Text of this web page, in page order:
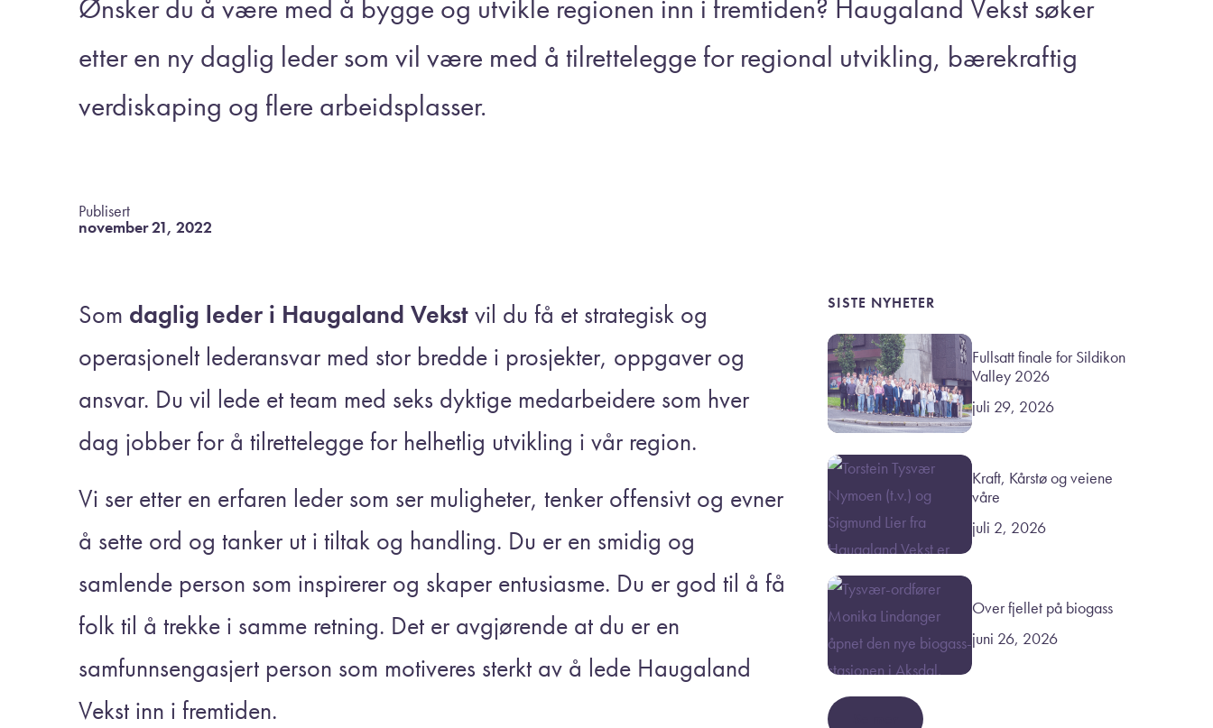
Ønsker du å være med å bygge og utvikle regionen inn i fremtiden? Haugaland Vekst søker
etter en ny daglig leder som vil være med å tilrettelegge for regional utvikling, bærekraftig
verdiskaping og flere arbeidsplasser.
Publisert
november 21, 2022
Som daglig leder i Haugaland Vekst vil du få et strategisk og
operasjonelt lederansvar med stor bredde i prosjekter, oppgaver og
ansvar. Du vil lede et team med seks dyktige medarbeidere som hver
dag jobber for å tilrettelegge for helhetlig utvikling i vår region.
Vi ser etter en erfaren leder som ser muligheter, tenker offensivt og evner
å sette ord og tanker ut i tiltak og handling. Du er en smidig og
samlende person som inspirerer og skaper entusiasme. Du er god til å få
folk til å trekke i samme retning. Det er avgjørende at du er en
samfunnsengasjert person som motiveres sterkt av å lede Haugaland
Vekst inn i fremtiden.
SISTE NYHETER
Fullsatt finale for Sildikon
Valley 2026
juli 29, 2026
Kraft, Kårstø og veiene
våre
juli 2, 2026
Over fjellet på biogass
juni 26, 2026